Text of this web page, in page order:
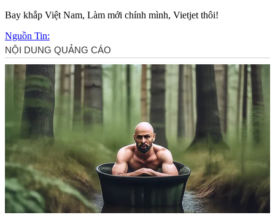
Bay khắp Việt Nam, Làm mới chính mình, Vietjet thôi!
Nguồn Tin: